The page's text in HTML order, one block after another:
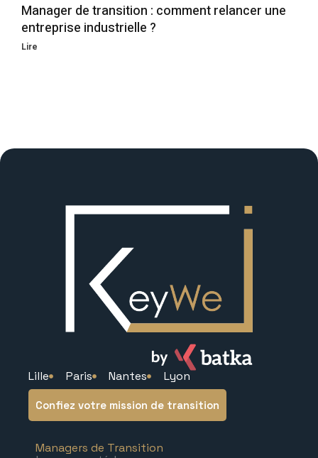
Manager de transition : comment relancer une
entreprise industrielle ?
Lire
Lille Paris Nantes Lyon
Confiez votre mission de transition
Managers de Transition